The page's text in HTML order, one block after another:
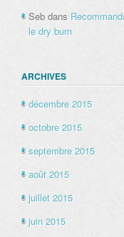
Seb dans
le dry burn
ARCHIVES
décembre 2015
octobre 2015
septembre 2015
août 2015
juillet 2015
juin 2015